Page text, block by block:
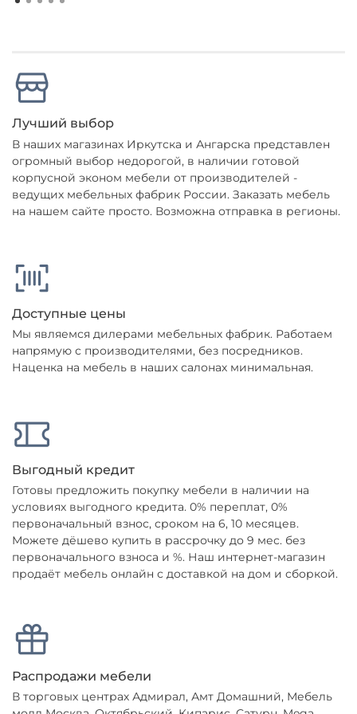
является возможность разборной конструкции,
что облегчает транспортировку и процесс
инструмент — все детали легко соединяются и
фиксируются.
Подводя итог, можно сказать, что кресло
Фортуна станет отличным выбором для тех, кто
цениткомфорти высокое качество по разумной
цене. Идеально подходит как для офисных
Лучший выбор
В наших магазинах Иркутска и Ангарска представлен
огромный выбор недорогой, в наличии готовой
корпусной эконом мебели от производителей -
ведущих мебельных фабрик России. Заказать мебель
на нашем сайте просто. Возможна отправка в регионы.
Доступные цены
Мы являемся дилерами мебельных фабрик. Работаем
напрямую с производителями, без посредников.
Наценка на мебель в наших салонах минимальная.
Выгодный кредит
Готовы предложить покупку мебели в наличии на
условиях выгодного кредита. 0% переплат, 0%
первоначальный взнос, сроком на 6, 10 месяцев.
Можете дёшево купить в рассрочку до 9 мес. без
первоначального взноса и %. Наш интернет-магазин
продаёт мебель онлайн с доставкой на дом и сборкой.
Распродажи мебели
В торговых центрах Адмирал, Амт Домашний, Мебель